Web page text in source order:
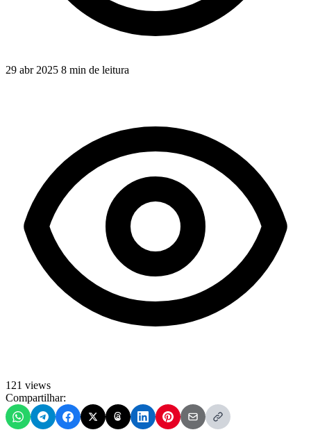
29 abr 2025 8 min de leitura
121 views
Compartilhar: